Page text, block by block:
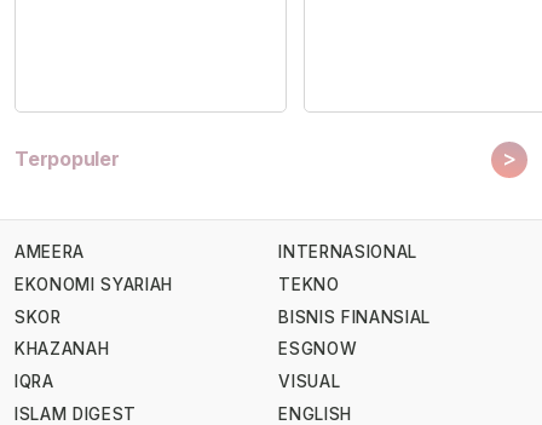
Terpopuler >
AMEERA
EKONOMI SYARIAH
SKOR
KHAZANAH
IQRA
ISLAM DIGEST
INTERNASIONAL
TEKNO
BISNIS FINANSIAL
ESGNOW
VISUAL
ENGLISH